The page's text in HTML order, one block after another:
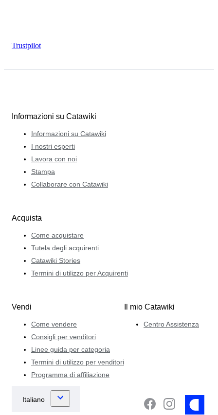
Trustpilot
Informazioni su Catawiki
Informazioni su Catawiki
I nostri esperti
Lavora con noi
Stampa
Collaborare con Catawiki
Acquista
Come acquistare
Tutela degli acquirenti
Catawiki Stories
Termini di utilizzo per Acquirenti
Vendi
Come vendere
Consigli per venditori
Linee guida per categoria
Termini di utilizzo per venditori
Programma di affiliazione
Il mio Catawiki
Centro Assistenza